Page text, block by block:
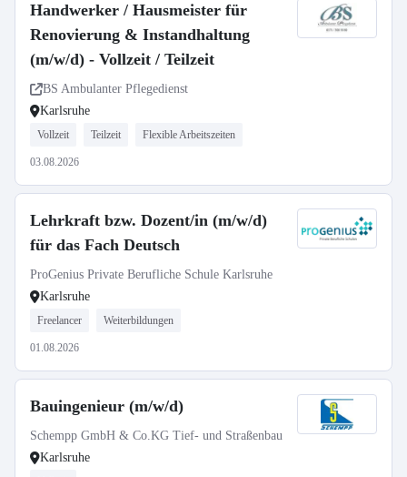
Handwerker / Hausmeister für
Renovierung & Instandhaltung
(m/w/d) - Vollzeit / Teilzeit
BS Ambulanter Pflegedienst
Karlsruhe
Vollzeit Teilzeit Flexible Arbeitszeiten
03.08.2026
Lehrkraft bzw. Dozent/in (m/w/d)
für das Fach Deutsch
ProGenius Private Berufliche Schule Karlsruhe
Karlsruhe
Freelancer Weiterbildungen
01.08.2026
Bauingenieur (m/w/d)
Schempp GmbH & Co.KG Tief- und Straßenbau
Karlsruhe